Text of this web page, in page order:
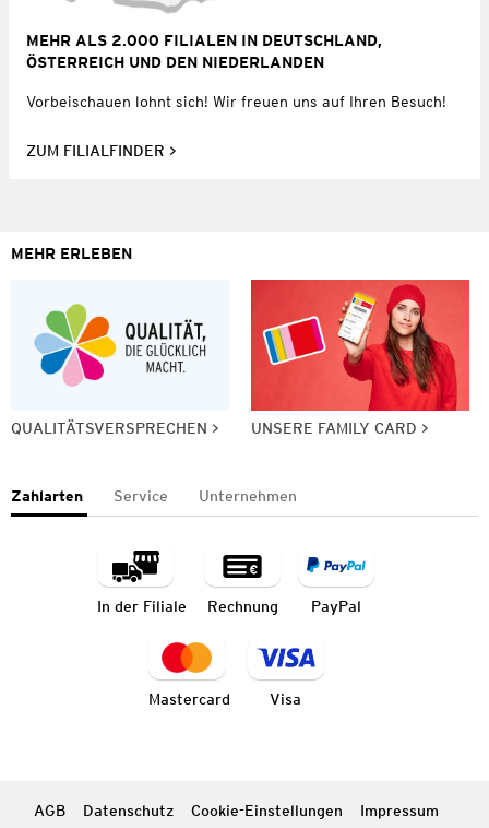
MEHR ALS 2.000 FILIALEN IN DEUTSCHLAND,
ÖSTERREICH UND DEN NIEDERLANDEN
Vorbeischauen lohnt sich! Wir freuen uns auf Ihren Besuch!
ZUM FILIALFINDER
MEHR ERLEBEN
QUALITÄTSVERSPRECHEN UNSERE FAMILY CARD
Zahlarten Service Unternehmen
In der Filiale Rechnung PayPal
Mastercard Visa
AGB Datenschutz Cookie-Einstellungen
Impressum